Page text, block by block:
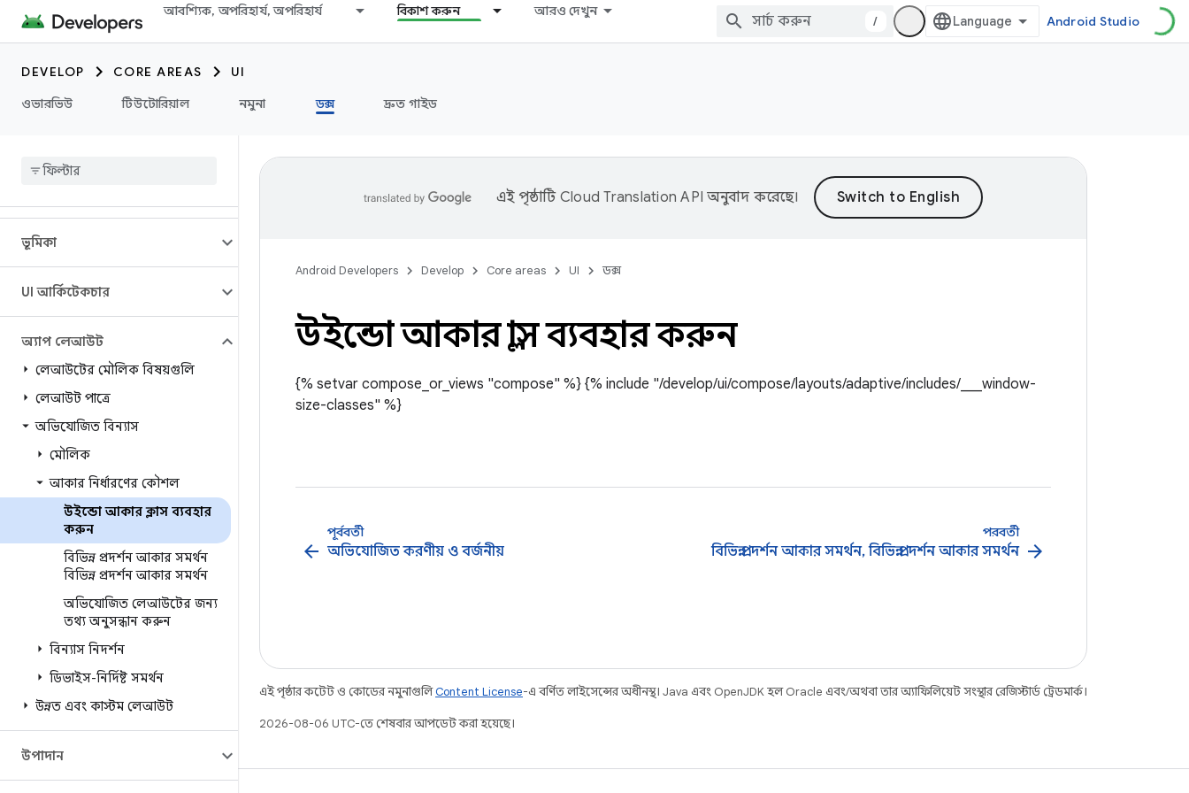
আবশ্যিক, অপরিহার্য, অপরিহার্য বিকাশ করুন আরও দেখুন
/ Android Studio
DEVELOP CORE AREAS
UI
ওভারভিউ
টিউটোরিয়াল নমুনা ডক্স দ্রুত গাইড
ভূমিকা
UI আর্কিটেকচার
অ্যাপ লেআউট
লেআউটের মৌলিক বিষয়গুলি
লেআউট পাত্রে
অভিযোজিত বিন্যাস
মৌলিক
আকার নির্ধারণের কৌশল
উইন্ডো আকার ক্লাস ব্যবহার
করুন
বিভিন্ন প্রদর্শন আকার সমর্থন
বিভিন্ন প্রদর্শন আকার সমর্থন
অভিযোজিত লেআউটের জন্য
তথ্য অনুসন্ধান করুন
বিন্যাস নিদর্শন
ডিভাইস-নির্দিষ্ট সমর্থন
উন্নত এবং কাস্টম লেআউট
উপাদান
এই পৃষ্ঠাটি Cloud Translation API অনুবাদ করেছে।
Android Developers Develop Core areas UI ডক্স
উইন্ডো আকার ক্লাস ব্যবহার করুন
{% setvar compose_or_views "compose" %} {% include "/develop/ui/compose/layouts/adaptive/includes/___window-
size-classes" %}
পূর্ববর্তী
arrow_back অভিযোজিত করণীয় ও বর্জনীয়
পরবর্তী
বিভিন্ন প্রদর্শন আকার সমর্থন, বিভিন্ন প্রদর্শন আকার সমর্থন arrow_forward
এই পৃষ্ঠার কন্টেন্ট ও কোডের নমুনাগুলিContent License-এ বর্ণিত লাইসেন্সের অধীনস্থ। Java এবং OpenJDK হল Oracle এবং/অথবা তার অ্যাফিলিয়েট সংস্থার রেজিস্টার্ড ট্রেডমার্ক।
2026-08-06 UTC-তে শেষবার আপডেট করা হয়েছে।